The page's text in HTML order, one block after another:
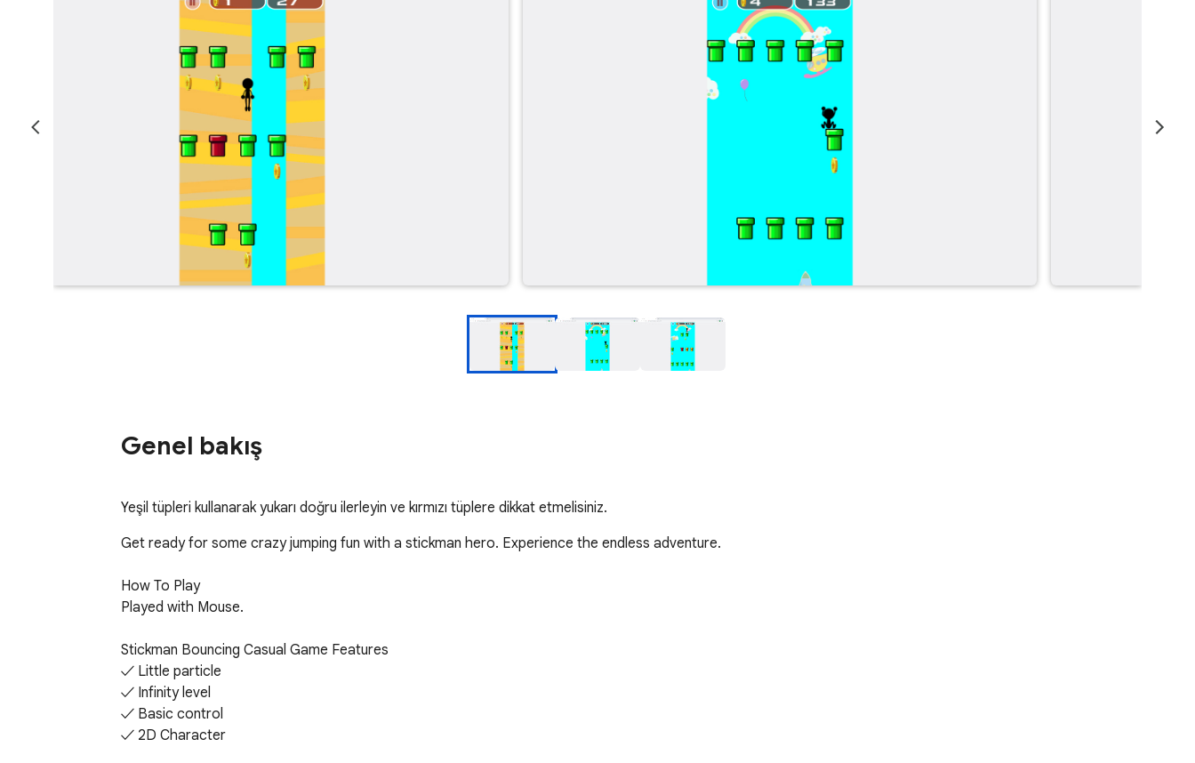
Genel bakış
Yeşil tüpleri kullanarak yukarı doğru ilerleyin ve kırmızı tüplere dikkat etmelisiniz.
Get ready for some crazy jumping fun with a stickman hero. Experience the endless adventure.
How To Play
Played with Mouse.
Stickman Bouncing Casual Game Features
✓ Little particle
✓ Infinity level
✓ Basic control
✓ 2D Character